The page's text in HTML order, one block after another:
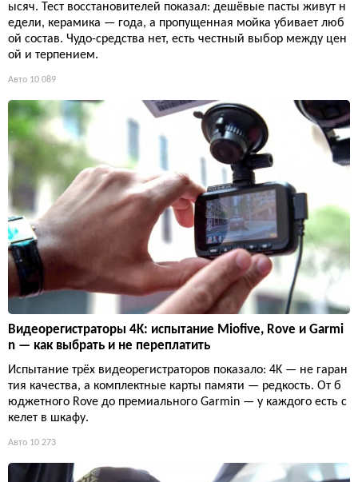
ысяч. Тест восстановителей показал: дешёвые пасты живут н
едели, керамика — года, а пропущенная мойка убивает люб
ой состав. Чудо-средства нет, есть честный выбор между цен
ой и терпением.
Авто 10 089
Видеорегистраторы 4K: испытание Miofive, Rove и Garmi
n — как выбрать и не переплатить
Испытание трёх видеорегистраторов показало: 4K — не гаран
тия качества, а комплектные карты памяти — редкость. От б
юджетного Rove до премиального Garmin — у каждого есть с
келет в шкафу.
Авто 10 273